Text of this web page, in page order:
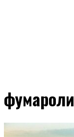
фумароли